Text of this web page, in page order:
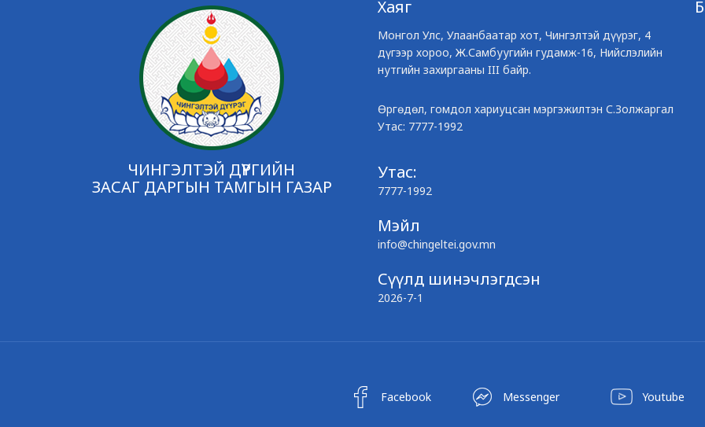
ЧИНГЭЛТЭЙ ДҮҮРГИЙН
ЗАСАГ ДАРГЫН ТАМГЫН ГАЗАР
Хаяг
Монгол Улс, Улаанбаатар хот, Чингэлтэй дүүрэг, 4
дүгээр хороо, Ж.Самбуугийн гудамж-16, Нийслэлийн
нутгийн захиргааны III байр.
Өргөдөл, гомдол хариуцсан мэргэжилтэн С.Золжаргал
Утас: 7777-1992
Утас:
7777-1992
Мэйл
info@chingeltei.gov.mn
Сүүлд шинэчлэгдсэн
2026-7-1
Facebook Messenger Youtube